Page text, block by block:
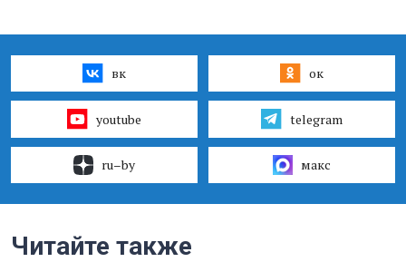
вк ок
youtube telegram
ru–by макс
Читайте также